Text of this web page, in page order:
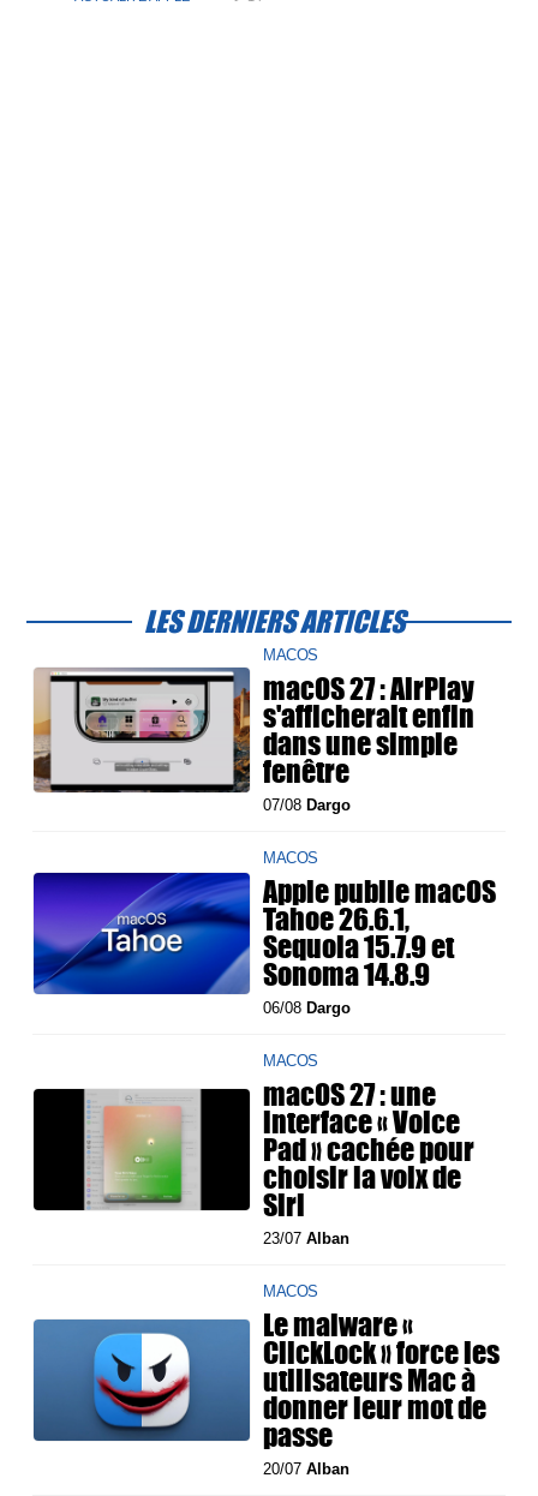
LES DERNIERS ARTICLES
MACOS
macOS 27 : AirPlay
s'afficherait enfin
dans une simple
fenêtre
07/08 Dargo
MACOS
Apple publie macOS
Tahoe 26.6.1,
Sequoia 15.7.9 et
Sonoma 14.8.9
06/08 Dargo
MACOS
macOS 27 : une
interface « Voice
Pad » cachée pour
choisir la voix de
Siri
23/07Alban
MACOS
Le malware «
ClickLock » force les
utilisateurs Mac à
donner leur mot de
passe
20/07Alban